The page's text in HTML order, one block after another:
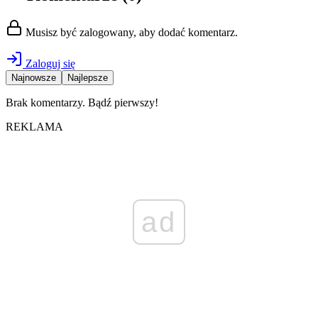
Musisz być zalogowany, aby dodać komentarz.
Zaloguj się
Najnowsze Najlepsze
Brak komentarzy. Bądź pierwszy!
REKLAMA
ad